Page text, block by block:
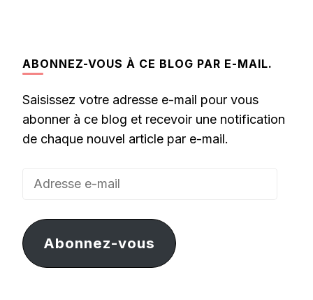
ABONNEZ-VOUS À CE BLOG PAR E-MAIL.
Saisissez votre adresse e-mail pour vous
abonner à ce blog et recevoir une notification
de chaque nouvel article par e-mail.
Adresse
mail
Abonnez-vous